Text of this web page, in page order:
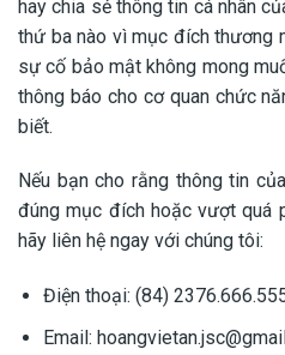
hay chia sẻ thông tin cá nhân
thứ ba nào vì mục đích thương
sự cố bảo mật không mong
thông báo cho cơ quan chức
biết.
Nếu bạn cho rằng thông tin
đúng mục đích hoặc vượt quá
hãy liên hệ ngay với chúng tôi:
Điện thoại: (84)
Email: